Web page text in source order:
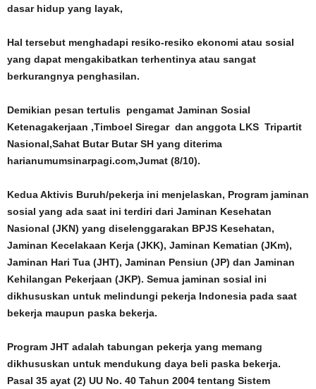
dasar hidup yang layak,
Hal tersebut menghadapi resiko-resiko ekonomi atau sosial
yang dapat mengakibatkan terhentinya atau sangat
berkurangnya penghasilan.
Demikian pesan tertulis pengamat Jaminan Sosial
Ketenagakerjaan ,Timboel Siregar dan anggota LKS Tripartit
Nasional,Sahat Butar Butar SH yang diterima
harianumumsinarpagi.com,Jumat (8/10).
Kedua Aktivis Buruh/pekerja ini menjelaskan, Program jaminan
sosial yang ada saat ini terdiri dari Jaminan Kesehatan
Nasional (JKN) yang diselenggarakan BPJS Kesehatan,
Jaminan Kecelakaan Kerja (JKK), Jaminan Kematian (JKm),
Jaminan Hari Tua (JHT), Jaminan Pensiun (JP) dan Jaminan
Kehilangan Pekerjaan (JKP). Semua jaminan sosial ini
dikhususkan untuk melindungi pekerja Indonesia pada saat
bekerja maupun paska bekerja.
Program JHT adalah tabungan pekerja yang memang
dikhususkan untuk mendukung daya beli paska bekerja.
Pasal 35 ayat (2) UU No. 40 Tahun 2004 tentang Sistem